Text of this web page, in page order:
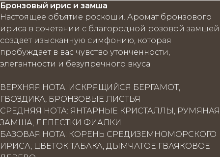
Бронзовый ирис и замша
Настоящее объятие роскоши. Аромат бронзового
ириса в сочетании с благородной розовой замшей
создает изысканную симфонию, которая
пробуждает в вас чувство утонченности,
элегантности и безупречного вкуса.
ВЕРХНЯЯ НОТА: ИСКРЯЩИЙСЯ БЕРГАМОТ,
ГВОЗДИКА, БРОНЗОВЫЕ ЛИСТЬЯ
СРЕДНЯЯ НОТА: ЯНТАРНЫЕ КРИСТАЛЛЫ, РУМЯНАЯ
ЗАМША, ЛЕПЕСТКИ ФИАЛКИ
БАЗОВАЯ НОТА: КОРЕНЬ СРЕДИЗЕМНОМОРСКОГО
ИРИСА, ЦВЕТОК ТАБАКА, ДЫМЧАТОЕ ГВАЯКОВОЕ